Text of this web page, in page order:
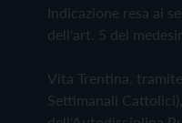
Indicazione resa ai
dell'art. 5 del
Vita Trentina,
Settimanali